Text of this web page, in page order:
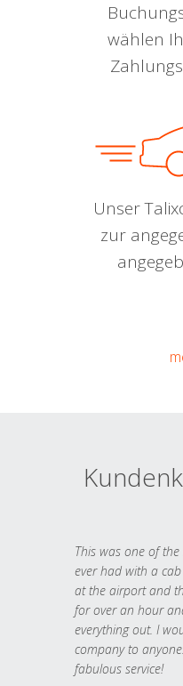
wählen
Unser
zur
This was one of
ever had with a
at the airport and
for over an hour
everything out. I
company to
fabulous service!